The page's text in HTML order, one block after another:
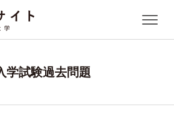
学試験過去問題